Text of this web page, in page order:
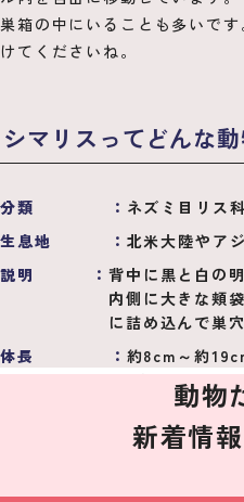
巣箱の中にいることも多いで
けてくださいね。
シマリスってどんな動
分類
ネズミ目リス科
生息地
北米大陸やア
説明
背中に黒と白の
内側に大きな頬
に詰め込んで巣
体長
約8cm～約
動物
新着情